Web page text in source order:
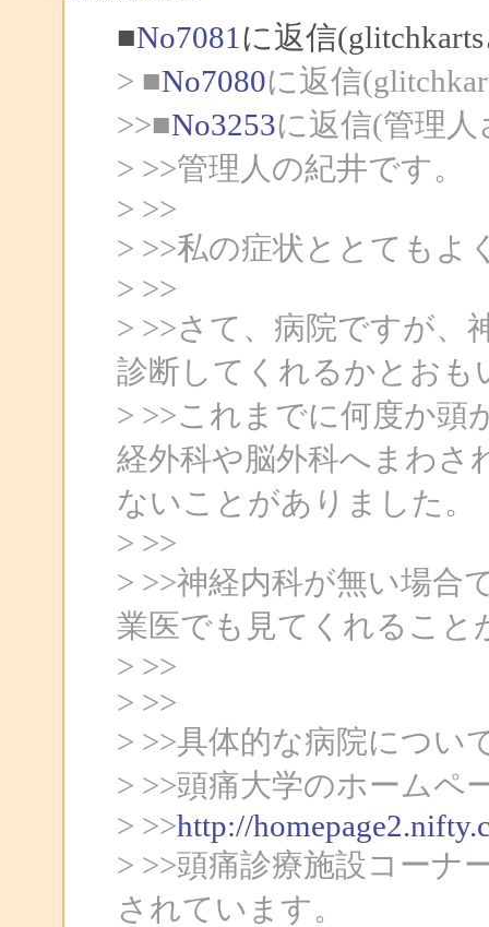
■No7081 に返信
> ■No7080に返信
>>■No3253に返信(管理
> >>管理人の紀井です。
> >>
> >>私の症状ととても
> >>
> >>さて、病院ですが、
診断してくれるかとおも
> >>これまでに何度か頭
経外科や脳外科へまわさ
ないことがありました。
> >>
> >>神経内科が無い場合
業医でも見てくれること
> >>
> >>
> >>具体的な病院につい
> >>頭痛大学のホームペ
> >>http://
> >>頭痛診療施設コーナ
されています。